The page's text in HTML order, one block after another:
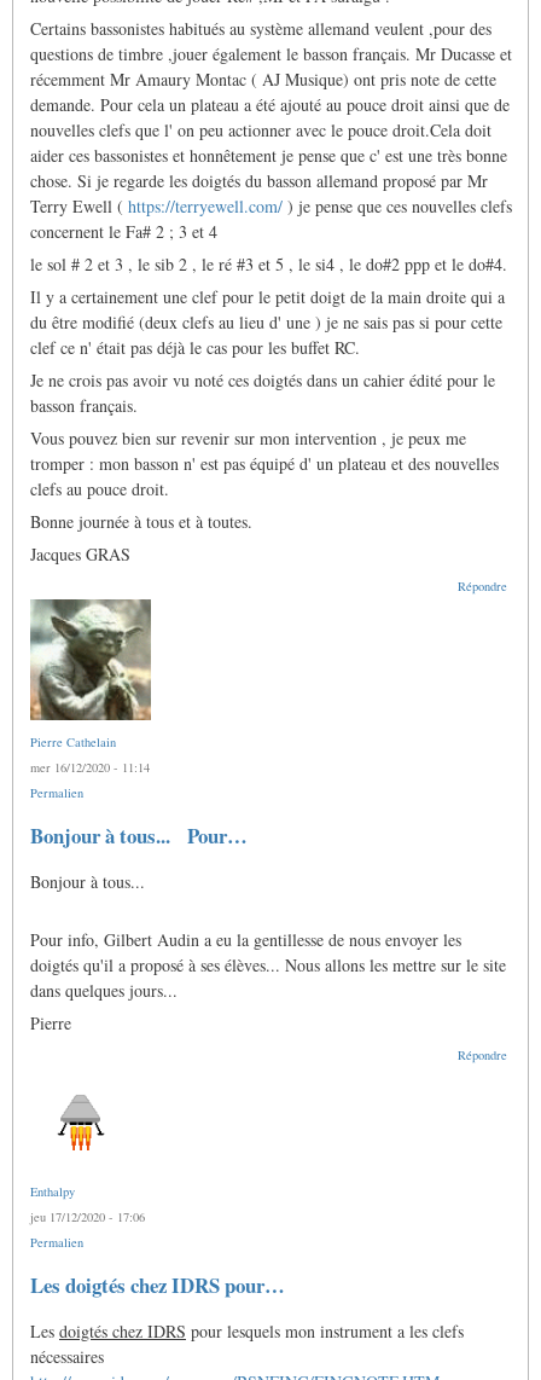
Certains bassonistes habitués au système allemand veulent ,pour des
questions de timbre ,jouer également le basson français. Mr Ducasse et
récemment Mr Amaury Montac ( AJ Musique) ont pris note de cette
demande. Pour cela un plateau a été ajouté au pouce droit ainsi que de
nouvelles clefs que l' on peu actionner avec le pouce droit.Cela doit
aider ces bassonistes et honnêtement je pense que c' est une très bonne
chose. Si je regarde les doigtés du basson allemand proposé par Mr
Terry Ewell ( https://terryewell.com/ ) je pense que ces nouvelles clefs
concernent le Fa# 2 ; 3 et 4
le sol # 2 et 3 , le sib 2 , le ré #3 et 5 , le si4 , le do#2 ppp et le do#4.
Il y a certainement une clef pour le petit doigt de la main droite qui a
du être modifié (deux clefs au lieu d' une ) je ne sais pas si pour cette
clef ce n' était pas déjà le cas pour les buffet RC.
Je ne crois pas avoir vu noté ces doigtés dans un cahier édité pour le
basson français.
Vous pouvez bien sur revenir sur mon intervention , je peux me
tromper : mon basson n' est pas équipé d' un plateau et des nouvelles
clefs au pouce droit.
Bonne journée à tous et à toutes.
Jacques GRAS
Répondre
Pierre Cathelain
mer 16/12/2020 - 11:14
Permalien
Bonjour à tous... Pour…
Bonjour à tous...
Pour info, Gilbert Audin a eu la gentillesse de nous envoyer les
doigtés qu'il a proposé à ses élèves... Nous allons les mettre sur le site
dans quelques jours...
Pierre
Répondre
Enthalpy
jeu 17/12/2020 - 17:06
Permalien
Les doigtés chez IDRS pour…
Les doigtés chez IDRS pour lesquels mon instrument a les clefs
nécessaires